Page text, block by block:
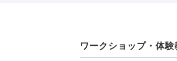
ワークショップ・体